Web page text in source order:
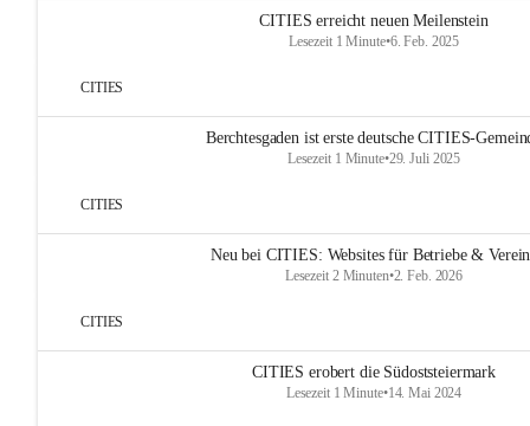
CITIES erreicht neuen Meilenstein
Lesezeit 1 Minute•6. Feb. 2025
CITIES
Berchtesgaden ist erste deutsche CITIES-
Lesezeit 1 Minute•29. Juli 2025
CITIES
Neu bei CITIES: Websites für Betriebe &
Lesezeit 2 Minuten•2. Feb. 2026
CITIES
CITIES erobert die Südoststeiermark
Lesezeit 1 Minute•14. Mai 2024